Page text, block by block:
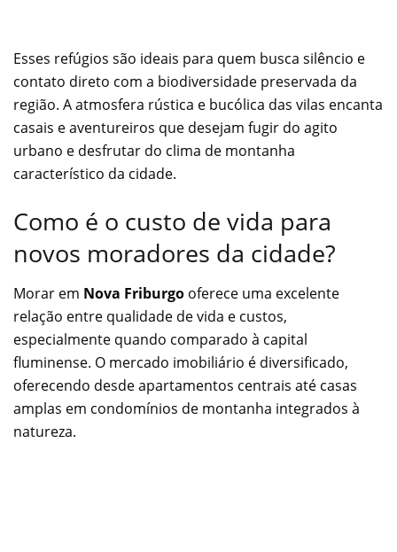
Esses refúgios são ideais para quem busca silêncio e
contato direto com a biodiversidade preservada da
região. A atmosfera rústica e bucólica das vilas encanta
casais e aventureiros que desejam fugir do agito
urbano e desfrutar do clima de montanha
característico da cidade.
Como é o custo de vida para
novos moradores da cidade?
Morar em Nova Friburgo oferece uma excelente
relação entre qualidade de vida e custos,
especialmente quando comparado à capital
fluminense. O mercado imobiliário é diversificado,
oferecendo desde apartamentos centrais até casas
amplas em condomínios de montanha integrados à
natureza.